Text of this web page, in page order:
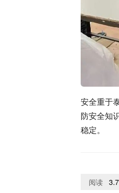
安全重于
防安全知
稳定。
阅读